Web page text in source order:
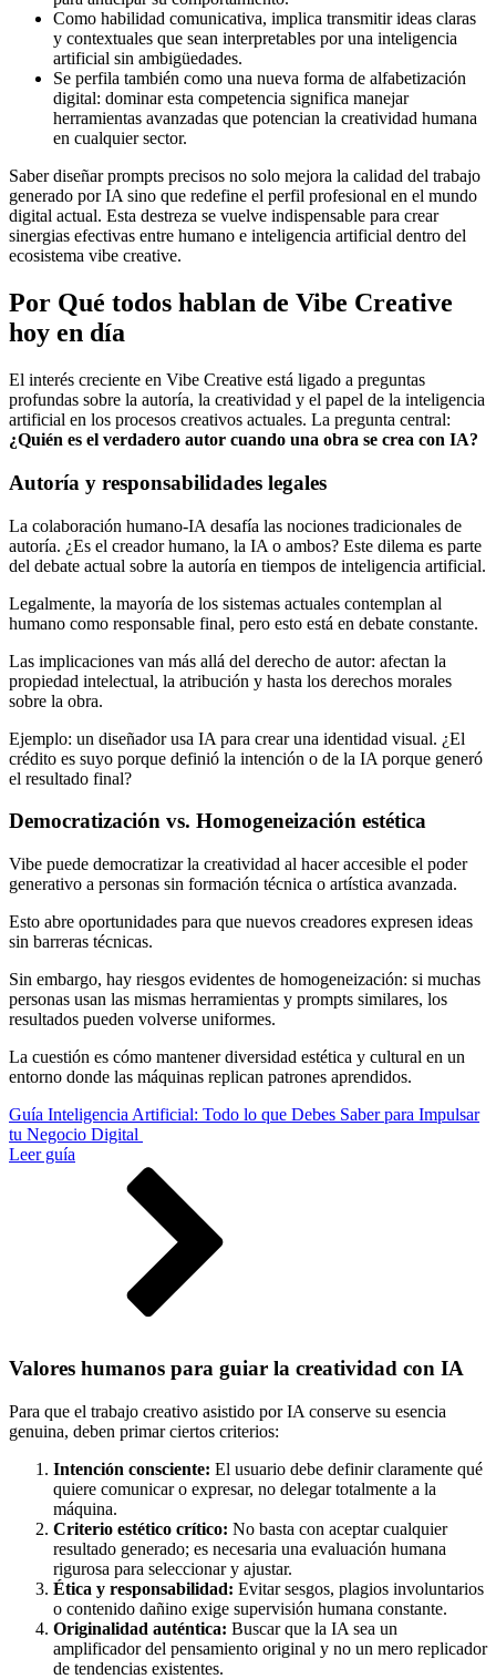
Como habilidad comunicativa, implica transmitir ideas claras
y contextuales que sean interpretables por una inteligencia
artificial sin ambigüedades.
Se perfila también como una nueva forma de alfabetización
digital: dominar esta competencia significa manejar
herramientas avanzadas que potencian la creatividad humana
en cualquier sector.
Saber diseñar prompts precisos no solo mejora la calidad del trabajo
generado por IA sino que redefine el perfil profesional en el mundo
digital actual. Esta destreza se vuelve indispensable para crear
sinergias efectivas entre humano e inteligencia artificial dentro del
ecosistema vibe creative.
Por Qué todos hablan de Vibe Creative
hoy en día
El interés creciente en Vibe Creative está ligado a preguntas
profundas sobre la autoría, la creatividad y el papel de la inteligencia
artificial en los procesos creativos actuales. La pregunta central:
¿Quién es el verdadero autor cuando una obra se crea con IA?
Autoría y responsabilidades legales
La colaboración humano-IA desafía las nociones tradicionales de
autoría. ¿Es el creador humano, la IA o ambos? Este dilema es parte
del debate actual sobre la autoría en tiempos de inteligencia artificial.
Legalmente, la mayoría de los sistemas actuales contemplan al
humano como responsable final, pero esto está en debate constante.
Las implicaciones van más allá del derecho de autor: afectan la
propiedad intelectual, la atribución y hasta los derechos morales
sobre la obra.
Ejemplo: un diseñador usa IA para crear una identidad visual. ¿El
crédito es suyo porque definió la intención o de la IA porque generó
el resultado final?
Democratización vs. Homogeneización estética
Vibe puede democratizar la creatividad al hacer accesible el poder
generativo a personas sin formación técnica o artística avanzada.
Esto abre oportunidades para que nuevos creadores expresen ideas
sin barreras técnicas.
Sin embargo, hay riesgos evidentes de homogeneización: si muchas
personas usan las mismas herramientas y prompts similares, los
resultados pueden volverse uniformes.
La cuestión es cómo mantener diversidad estética y cultural en un
entorno donde las máquinas replican patrones aprendidos.
Guía Inteligencia Artificial: Todo lo que Debes Saber para Impulsar
tu Negocio Digital
Leer guía
Valores humanos para guiar la creatividad con IA
Para que el trabajo creativo asistido por IA conserve su esencia
genuina, deben primar ciertos criterios:
Intención consciente: El usuario debe definir claramente qué
quiere comunicar o expresar, no delegar totalmente a la
máquina.
Criterio estético crítico: No basta con aceptar cualquier
resultado generado; es necesaria una evaluación humana
rigurosa para seleccionar y ajustar.
Ética y responsabilidad: Evitar sesgos, plagios involuntarios
o contenido dañino exige supervisión humana constante.
Originalidad auténtica: Buscar que la IA sea un
amplificador del pensamiento original y no un mero replicador
de tendencias existentes.